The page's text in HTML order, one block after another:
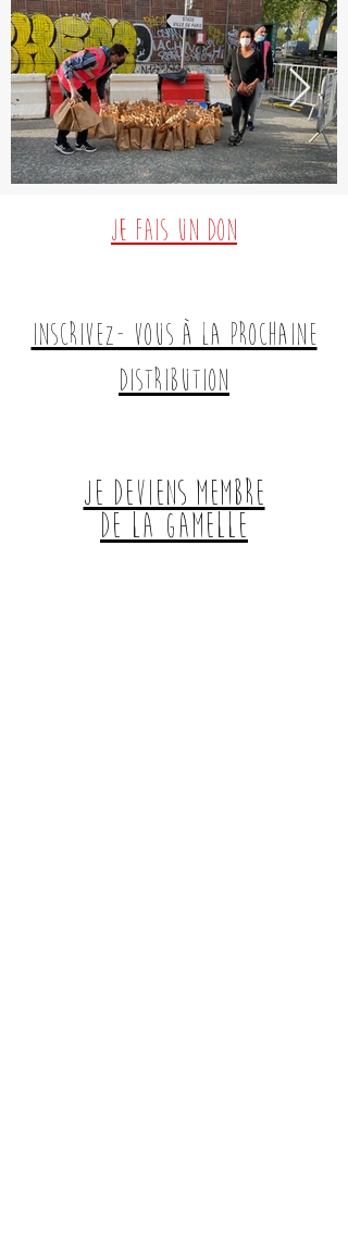
je fais un don
Inscrivez- vous à la prochaine
distribution
je deviens membre
de la gamelle